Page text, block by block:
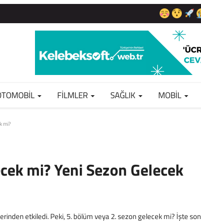
FILMLER SAĞLIK MOBIL
mi?
mi? Yeni Sezon Gelecek
etkiledi. Peki, 5. bölüm veya 2. sezon gelecek mi? İşte son